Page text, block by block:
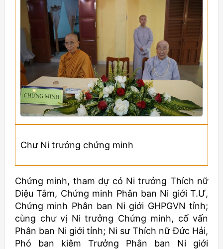
Chư Ni trưởng chứng minh
Chứng minh, tham dự có Ni trưởng Thích nữ
Diệu Tâm, Chứng minh Phân ban Ni giới T.Ư,
Chứng minh Phân ban Ni giới GHPGVN tỉnh;
cùng chư vị Ni trưởng Chứng minh, cố vấn
Phân ban Ni giới tỉnh; Ni sư Thích nữ Đức Hải,
Phó ban kiêm Trưởng Phân ban Ni giới